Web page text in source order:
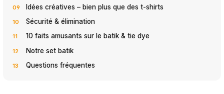
Idées créatives – bien plus que des t-shirts
Sécurité & élimination
10 faits amusants sur le batik & tie dye
Notre set batik
Questions fréquentes